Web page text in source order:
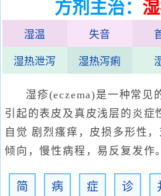
方剂主治：
湿温 失音
湿热泄泻 湿热泻痢
湿疹(eczema)是一种常见
引起的表皮及真皮浅层的炎症
自觉 剧烈瘙痒，皮损多形性
倾向，慢性病程，易反复发作。
简
病
症
诊